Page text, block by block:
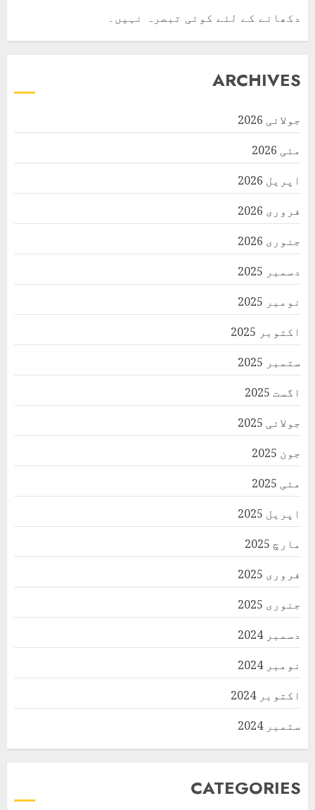
دکھانے کے لئے کوئی تبصرہ نہیں۔
ARCHIVES
جولائی 2026
مئی 2026
اپریل 2026
فروری 2026
جنوری 2026
دسمبر 2025
نومبر 2025
اکتوبر 2025
ستمبر 2025
اگست 2025
جولائی 2025
جون 2025
مئی 2025
اپریل 2025
مارچ 2025
فروری 2025
جنوری 2025
دسمبر 2024
نومبر 2024
اکتوبر 2024
ستمبر 2024
CATEGORIES